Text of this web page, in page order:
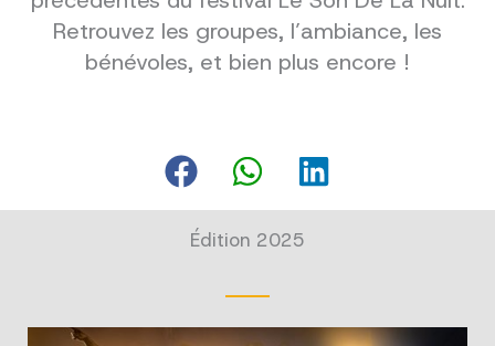
Retrouvez les groupes, l’ambiance, les
bénévoles, et bien plus encore !
Édition 2025